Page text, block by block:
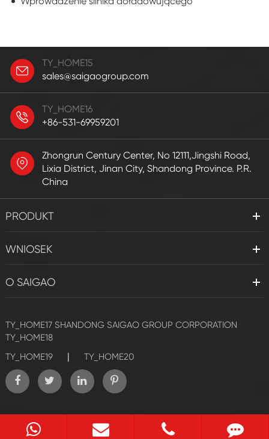
TY_HOME15
sales@saigaogroup.com
TY_HOME16
+86-531-69959201
Zhongrun Century Center, No 12111,Jingshi Road,
Lixia District, Jinan City, Shandong Province. P.R.
China
PRODUKT
WNIOSEK
O SAIGAO
TY_HOME17 SHANDONG SAIGAO GROUP CORPORATION
TY_HOME18
TY_HOME19
| TY_HOME20